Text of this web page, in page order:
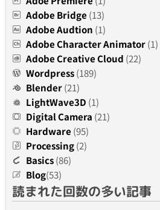
Adobe Bridge (13)
Adobe Audtion (1)
Adobe Character Animator(1)
Adobe Creative Cloud (22)
Wordpress(189)
Blender(21)
LightWave3D (1)
Digital Camera (21)
Hardware (95)
Processing(2)
Basics(86)
Blog(53)
読まれた回数の多い記事